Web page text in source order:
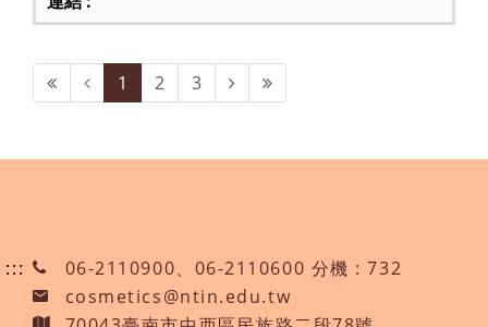
第一頁上一頁
1 2 3 下一頁最後頁
:::
06-2110900、06-2110600 分機 : 732
cosmetics@ntin.edu.tw